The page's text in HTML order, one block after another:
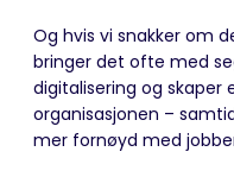
Og hvis vi snakker om
bringer det ofte med
digitalisering og
organisasjonen –
mer fornøyd med